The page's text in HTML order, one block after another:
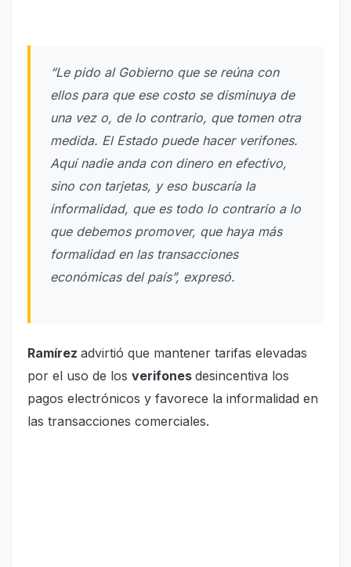
“Le pido al Gobierno que se reúna con
ellos para que ese costo se disminuya de
una vez o, de lo contrario, que tomen otra
medida. El Estado puede hacer verifones.
Aquí nadie anda con dinero en efectivo,
sino con tarjetas, y eso buscaría la
informalidad, que es todo lo contrario a lo
que debemos promover, que haya más
formalidad en las transacciones
económicas del país”, expresó.
Ramírez advirtió que mantener tarifas elevadas
por el uso de los verifones desincentiva los
pagos electrónicos y favorece la informalidad en
las transacciones comerciales.